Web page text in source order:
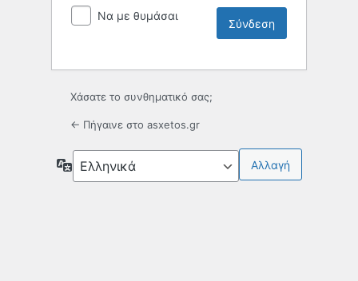
Να με θυμάσαι
Χάσατε το συνθηματικό σας;
← Πήγαινε στο asxetos.gr
Γλώσσα